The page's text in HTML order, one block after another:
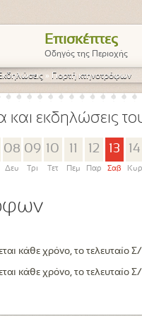
Επισκέπτες
Οδηγός της Περιοχής
» Γιορτή κτηνοτρόφων
και εκδηλώσεις
08
Δευ
09
Τρι
10
Τετ Πεμ
12
Παρ
13
Σαβ
14
Κυρ
κάθε χρόνο, το τελευταίο
κάθε χρόνο, το τελευταίο